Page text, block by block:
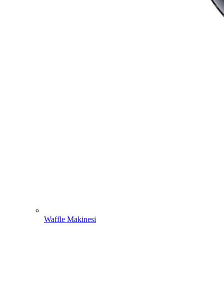
Waffle Makinesi